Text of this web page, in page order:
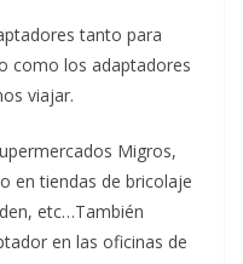
tanto para
como los adaptadores
viajar.
Migros,
en tiendas de bricolaje
etc…También
en las oficinas de